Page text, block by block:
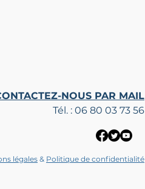
NOUS PAR MAIL
Tél. : 06 80 03 73 56
légales & Politique de confidentialité